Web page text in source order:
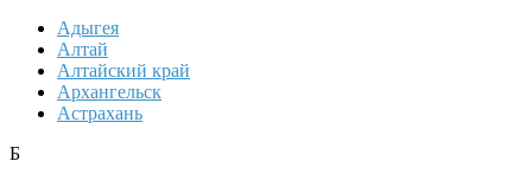
Адыгея
Алтай
Алтайский край
Архангельск
Астрахань
Б